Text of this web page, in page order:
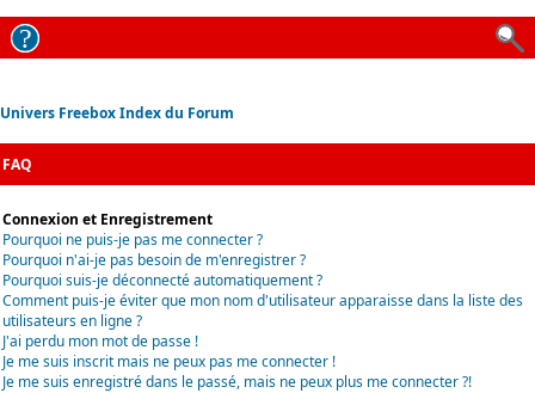
Univers Freebox Index du Forum
FAQ
Connexion et Enregistrement
Pourquoi ne puis-je pas me connecter ?
Pourquoi n'ai-je pas besoin de m'enregistrer ?
Pourquoi suis-je déconnecté automatiquement ?
Comment puis-je éviter que mon nom d'utilisateur apparaisse dans la liste des
utilisateurs en ligne ?
J'ai perdu mon mot de passe !
Je me suis inscrit mais ne peux pas me connecter !
Je me suis enregistré dans le passé, mais ne peux plus me connecter ?!